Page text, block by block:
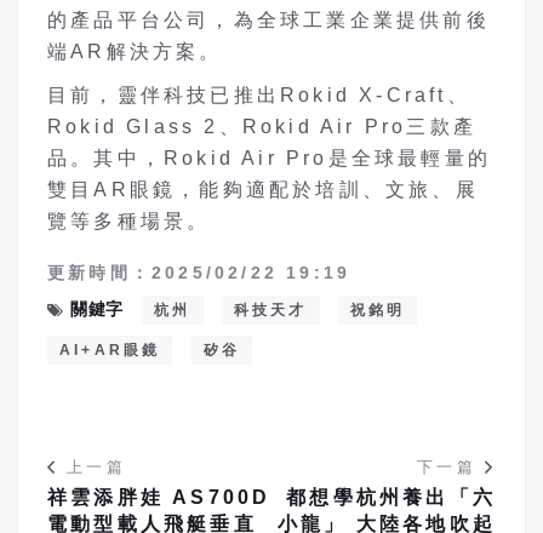
的產品平台公司，為全球工業企業提供前後
端AR解決方案。
目前，靈伴科技已推出Rokid X-Craft、
Rokid Glass 2、Rokid Air Pro三款產
品。其中，Rokid Air Pro是全球最輕量的
雙目AR眼鏡，能夠適配於培訓、文旅、展
覽等多種場景。
更新時間：2025/02/22 19:19
關鍵字
杭州 科技天才 祝銘明
AI+AR眼鏡 矽谷
上一篇
祥雲添胖娃 AS700D
電動型載人飛艇垂直
下一篇
都想學杭州養出「六
小龍」 大陸各地吹起